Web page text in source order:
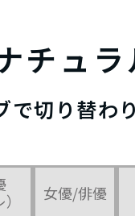
チュ
で切り替わ
女優/俳優